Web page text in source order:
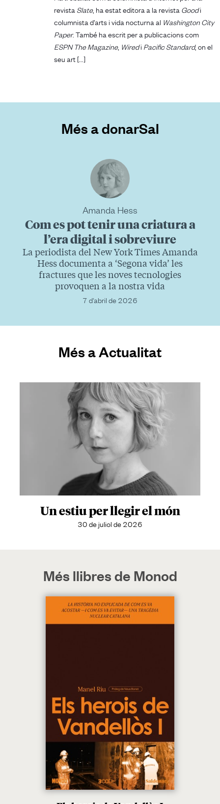
revistaSlate, ha estat editora a la revistaGoodi
columnista d’arts i vida nocturna al Washington City
Paper. També ha escrit per a publicacions com
ESPN The Magazine, Wiredi Pacific Standard, on el
seu art [...]
Més a donarSal
Amanda Hess
Com es pot tenir una criatura a
l’era digital i sobreviure
La periodista del New York Times Amanda
Hess documenta a ‘Segona vida’ les
fractures que les noves tecnologies
provoquen a la nostra vida
7 d'abril de 2026
Més a Actualitat
Un estiu per llegir el món
30 de juliol de 2026
Més llibres de Monod